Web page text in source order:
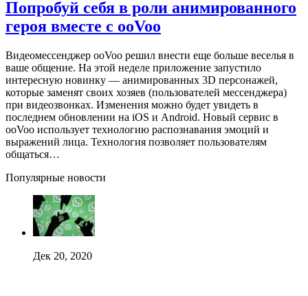
Попробуй себя в роли анимированного
героя вместе с ooVoo
Видеомессенджер ооVoo решил внести еще больше веселья в
ваше общение. На этой неделе приложение запустило
интересную новинку — анимированных 3D персонажей,
которые заменят своих хозяев (пользователей мессенджера)
при видеозвонках. Изменения можно будет увидеть в
последнем обновлении на iOS и Android. Новый сервис в
ooVoo использует технологию распознавания эмоций и
выражений лица. Технология позволяет пользователям
общаться…
Популярные новости
Дек 20, 2020